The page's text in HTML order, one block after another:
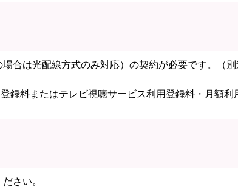
合は光配線方式のみ対応）の契約が必要です。（
料またはテレビ視聴サービス利用登録料・月額利
さい。